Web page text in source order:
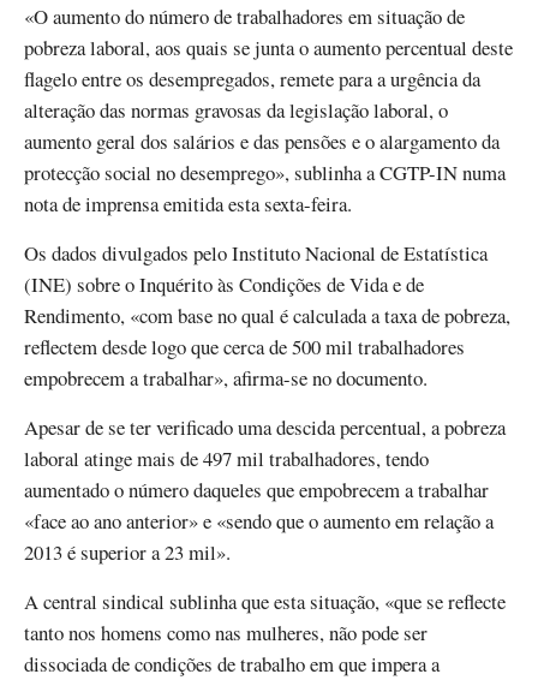
«O aumento do número de trabalhadores em situação de
pobreza laboral, aos quais se junta o aumento percentual deste
flagelo entre os desempregados, remete para a urgência da
alteração das normas gravosas da legislação laboral, o
aumento geral dos salários e das pensões e o alargamento da
protecção social no desemprego», sublinha a CGTP-IN numa
nota de imprensa emitida esta sexta-feira.
Os dados divulgados pelo Instituto Nacional de Estatística
(INE) sobre o Inquérito às Condições de Vida e de
Rendimento, «com base no qual é calculada a taxa de pobreza,
reflectem desde logo que cerca de 500 mil trabalhadores
empobrecem a trabalhar», afirma-se no documento.
Apesar de se ter verificado uma descida percentual, a pobreza
laboral atinge mais de 497 mil trabalhadores, tendo
aumentado o número daqueles que empobrecem a trabalhar
«face ao ano anterior» e «sendo que o aumento em relação a
2013 é superior a 23 mil».
A central sindical sublinha que esta situação, «que se reflecte
tanto nos homens como nas mulheres, não pode ser
dissociada de condições de trabalho em que impera a